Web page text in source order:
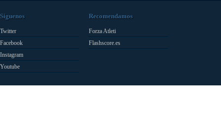
Síguenos
Twitter
Facebook
Instagram
Youtube
Recomendamos
Forza Atleti
Flashscore.es